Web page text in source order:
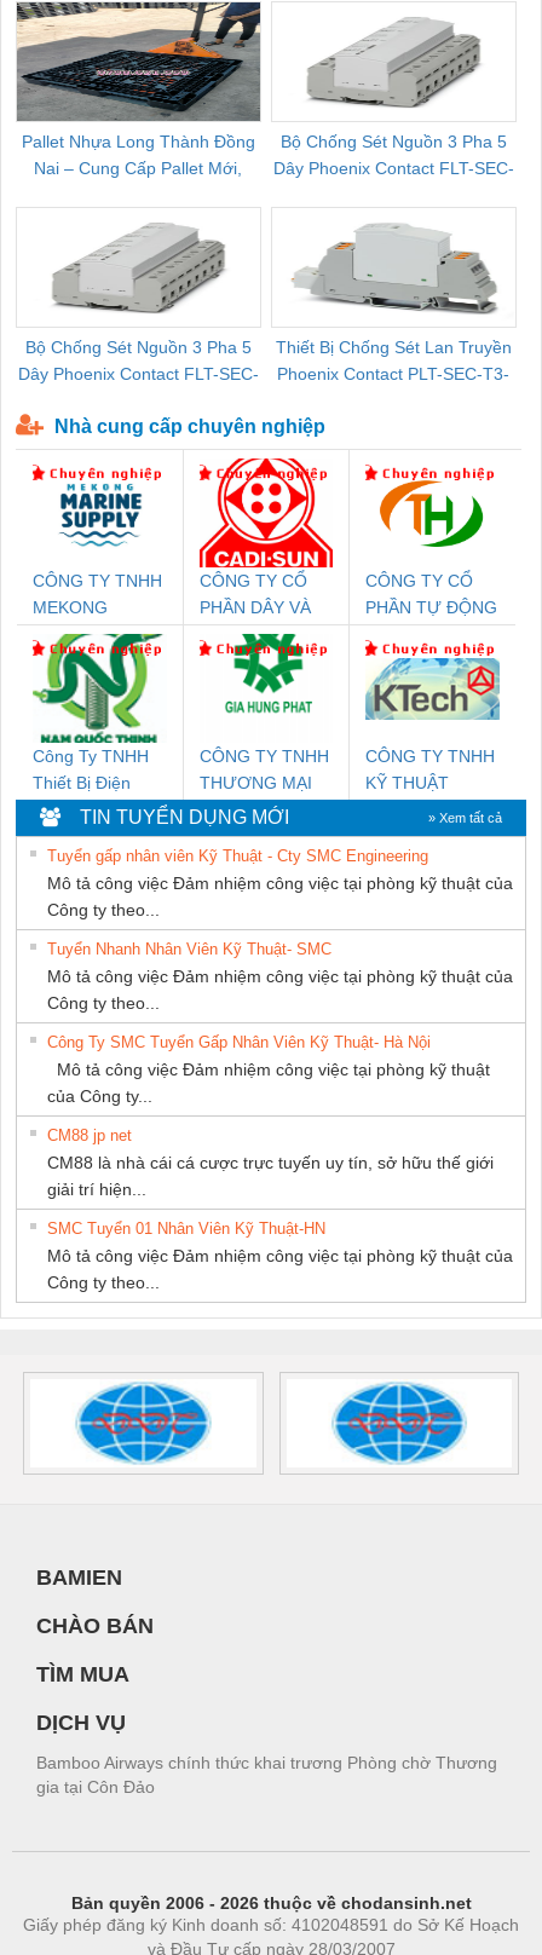
Pallet Nhựa Long Thành Đồng
Nai – Cung Cấp Pallet Mới,
Bộ Chống Sét Nguồn 3 Pha 5
Dây Phoenix Contact FLT-SEC-
Bộ Chống Sét Nguồn 3 Pha 5
Dây Phoenix Contact FLT-SEC-
Thiết Bị Chống Sét Lan Truyền
Phoenix Contact PLT-SEC-T3-
Nhà cung cấp chuyên nghiệp
CÔNG TY TNHH
MEKONG
MARINE SUPPLY
CÔNG TY CỔ
PHẦN DÂY VÀ
CÁP ĐIỆN
THƯỢNG ĐÌNH
CÔNG TY CỔ
PHẦN TỰ ĐỘNG
Công Ty TNHH
Thiết Bị Điện
Nam Quốc Thịnh
CÔNG TY TNHH
THƯƠNG MẠI
DỊCH VỤ KỸ
THUẬT ĐIỆN CƠ
GIA HƯNG
PHÁT
CÔNG TY TNHH
KỸ THUẬT
KTECH VIỆT
NAM
TIN TUYỂN DỤNG MỚI » Xem tất cả
Tuyển gấp nhân viên Kỹ Thuật - Cty SMC Engineering
Mô tả công việc Đảm nhiệm công việc tại phòng kỹ thuật của
Công ty theo...
Tuyển Nhanh Nhân Viên Kỹ Thuật- SMC
Mô tả công việc Đảm nhiệm công việc tại phòng kỹ thuật của
Công ty theo...
Công Ty SMC Tuyển Gấp Nhân Viên Kỹ Thuật- Hà Nội
Mô tả công việc Đảm nhiệm công việc tại phòng kỹ thuật
của Công ty...
CM88 jp net
CM88 là nhà cái cá cược trực tuyến uy tín, sở hữu thế giới
giải trí hiện...
SMC Tuyển 01 Nhân Viên Kỹ Thuật-HN
Mô tả công việc Đảm nhiệm công việc tại phòng kỹ thuật của
Công ty theo...
BAMIEN
CHÀO BÁN
TÌM MUA
DỊCH VỤ
Bamboo Airways chính thức khai trương Phòng chờ Thương
gia tại Côn Đảo
Bản quyền 2006 - 2026 thuộc về chodansinh.net
Giấy phép đăng ký Kinh doanh số: 4102048591 do Sở Kế Hoạch
và Đầu Tư cấp ngày 28/03/2007